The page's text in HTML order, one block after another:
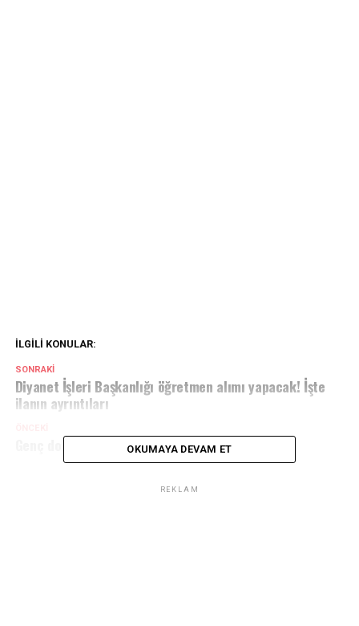
İLGILI KONULAR:
SONRAKI
Diyanet İşleri Başkanlığı öğretmen alımı yapacak! İşte
ilanın ayrıntıları
Genç doktor kalbine yenildiOKUMAYA DEVAM ET
REKLAM